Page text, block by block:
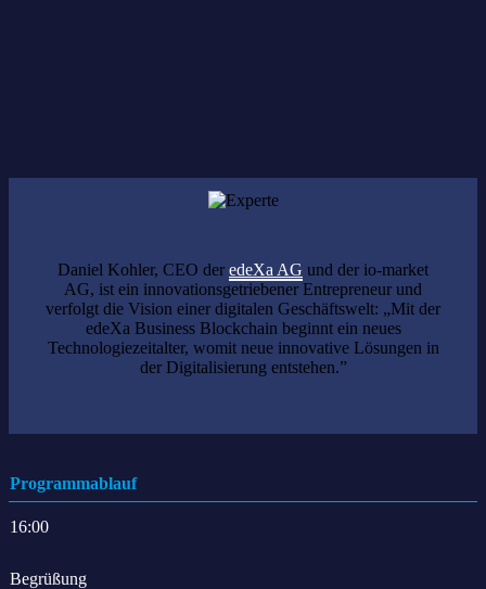
Daniel Kohler, CEO der edeXa AG und der io-market
AG, ist ein innovationsgetriebener Entrepreneur und
verfolgt die Vision einer digitalen Geschäftswelt: „Mit der
edeXa Business Blockchain beginnt ein neues
Technologiezeitalter, womit neue innovative Lösungen in
der Digitalisierung entstehen.”
Programmablauf
16:00
Begrüßung